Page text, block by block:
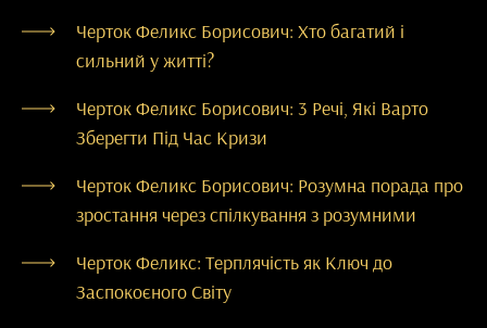
Черток Феликс Борисович: Хто багатий і
сильний у житті?
Черток Феликс Борисович: 3 Речі, Які Варто
Зберегти Під Час Кризи
Черток Феликс Борисович: Розумна порада про
зростання через спілкування з розумними
Черток Феликс: Терплячість як Ключ до
Заспокоєного Світу